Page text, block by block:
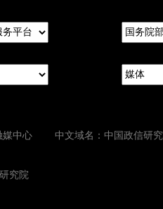
媒中心 中文域名：中国政信研
究院